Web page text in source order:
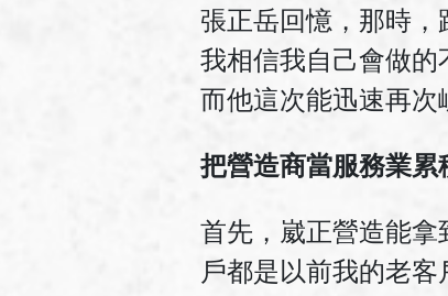
張正岳回憶，那時，
我相信我自己會做的
而他這次能迅速再次
把營造商當服務業累
首先，崴正營造能
戶都是以前我的老客